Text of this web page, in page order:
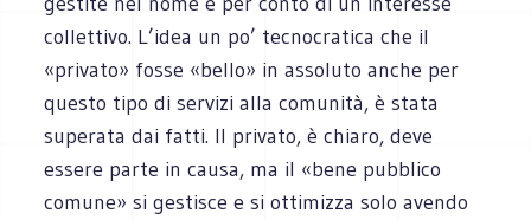
collettivo. L’idea un po’ tecnocratica che il
«privato» fosse «bello» in assoluto anche per
questo tipo di servizi alla comunità, è stata
superata dai fatti. Il privato, è chiaro, deve
essere parte in causa, ma il «bene pubblico
comune» si gestisce e si ottimizza solo avendo